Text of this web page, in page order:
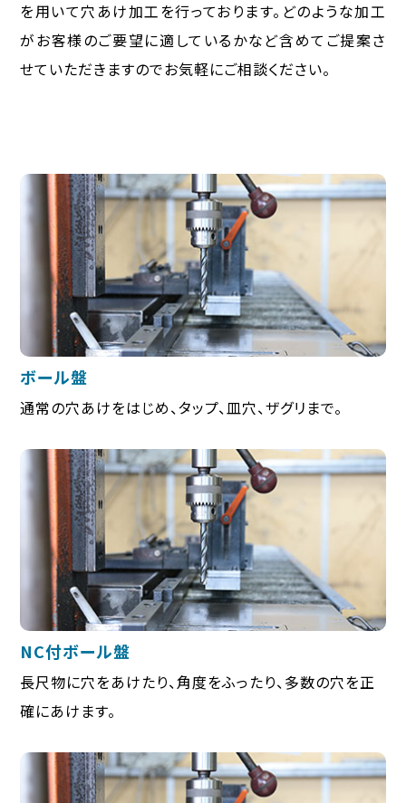
を用いて穴あけ加工を行っております。どのような加工
がお客様のご要望に適しているかなど含めてご提案さ
せていただきますのでお気軽にご相談ください。
ボール盤
通常の穴あけをはじめ、タップ、皿穴、ザグリまで。
NC付ボール盤
長尺物に穴をあけたり、角度をふったり、多数の穴を正
確にあけます。